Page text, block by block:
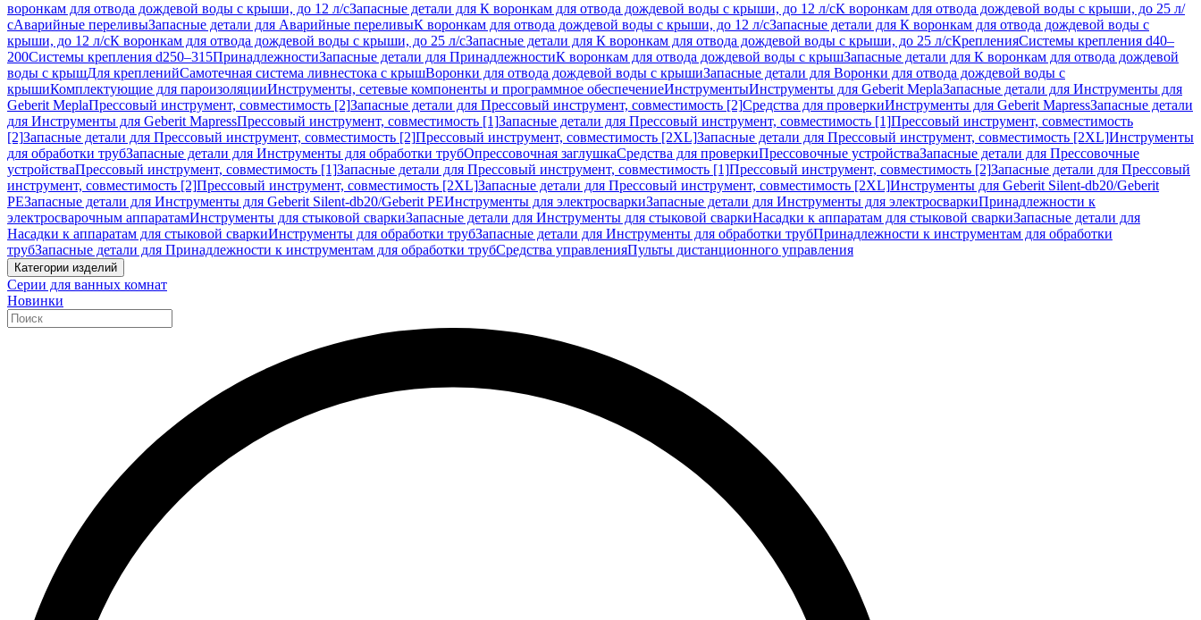
воронкам для отвода дождевой воды с крыши, до 12 л/сЗапасные детали для К воронкам для отвода дождевой воды с крыши, до 12 л/сК воронкам для отвода дождевой воды с крыши, до 25 л/
сАварийные переливыЗапасные детали для Аварийные переливыК воронкам для отвода дождевой воды с крыши, до 12 л/сЗапасные детали для К воронкам для отвода дождевой воды с
крыши, до 12 л/сК воронкам для отвода дождевой воды с крыши, до 25 л/сЗапасные детали для К воронкам для отвода дождевой воды с крыши, до 25 л/сКрепленияСистемы крепления d40–
200Системы крепления d250–315ПринадлежностиЗапасные детали для ПринадлежностиК воронкам для отвода дождевой воды с крышЗапасные детали для К воронкам для отвода дождевой
воды с крышДля крепленийСамотечная система ливнестока с крышВоронки для отвода дождевой воды с крышиЗапасные детали для Воронки для отвода дождевой воды с
крышиКомплектующие для пароизоляцииИнструменты, сетевые компоненты и программное обеспечениеИнструментыИнструменты для Geberit MeplaЗапасные детали для Инструменты для
Geberit MeplaПрессовый инструмент, совместимость [2]Запасные детали для Прессовый инструмент, совместимость [2]Средства для проверкиИнструменты для Geberit MapressЗапасные детали
для Инструменты для Geberit MapressПрессовый инструмент, совместимость [1]Запасные детали для Прессовый инструмент, совместимость [1]Прессовый инструмент, совместимость
[2]Запасные детали для Прессовый инструмент, совместимость [2]Прессовый инструмент, совместимость [2XL]Запасные детали для Прессовый инструмент, совместимость [2XL]Инструменты
для обработки трубЗапасные детали для Инструменты для обработки трубОпрессовочная заглушкаСредства для проверкиПрессовочные устройстваЗапасные детали для Прессовочные
устройстваПрессовый инструмент, совместимость [1]Запасные детали для Прессовый инструмент, совместимость [1]Прессовый инструмент, совместимость [2]Запасные детали для Прессовый
инструмент, совместимость [2]Прессовый инструмент, совместимость [2XL]Запасные детали для Прессовый инструмент, совместимость [2XL]Инструменты для Geberit Silent-db20/Geberit
PEЗапасные детали для Инструменты для Geberit Silent-db20/Geberit PEИнструменты для электросваркиЗапасные детали для Инструменты для электросваркиПринадлежности к
электросварочным аппаратамИнструменты для стыковой сваркиЗапасные детали для Инструменты для стыковой сваркиНасадки к аппаратам для стыковой сваркиЗапасные детали для
Насадки к аппаратам для стыковой сваркиИнструменты для обработки трубЗапасные детали для Инструменты для обработки трубПринадлежности к инструментам для обработки
трубЗапасные детали для Принадлежности к инструментам для обработки трубСредства управленияПульты дистанционного управления
Категории изделий
Серии для ванных комнат
Новинки